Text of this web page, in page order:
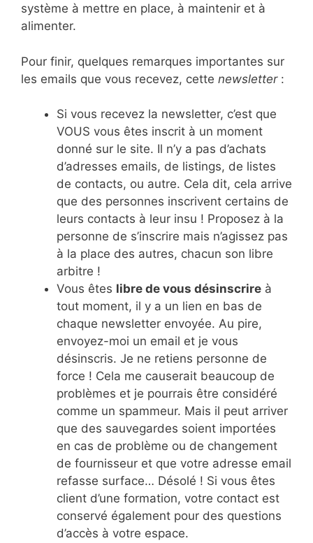
système à mettre en place, à maintenir et à
alimenter.
Pour finir, quelques remarques importantes sur
les emails que vous recevez, cette newsletter:
Si vous recevez la newsletter, c’est que
VOUS vous êtes inscrit à un moment
donné sur le site. Il n’y a pas d’achats
d’adresses emails, de listings, de listes
de contacts, ou autre. Cela dit, cela arrive
que des personnes inscrivent certains de
leurs contacts à leur insu ! Proposez à la
personne de s’inscrire mais n’agissez pas
à la place des autres, chacun son libre
arbitre !
Vous êtes libre de vous désinscrire à
tout moment, il y a un lien en bas de
chaque newsletter envoyée. Au pire,
envoyez-moi un email et je vous
désinscris. Je ne retiens personne de
force ! Cela me causerait beaucoup de
problèmes et je pourrais être considéré
comme un spammeur. Mais il peut arriver
que des sauvegardes soient importées
en cas de problème ou de changement
de fournisseur et que votre adresse email
refasse surface… Désolé ! Si vous êtes
client d’une formation, votre contact est
conservé également pour des questions
d’accès à votre espace.